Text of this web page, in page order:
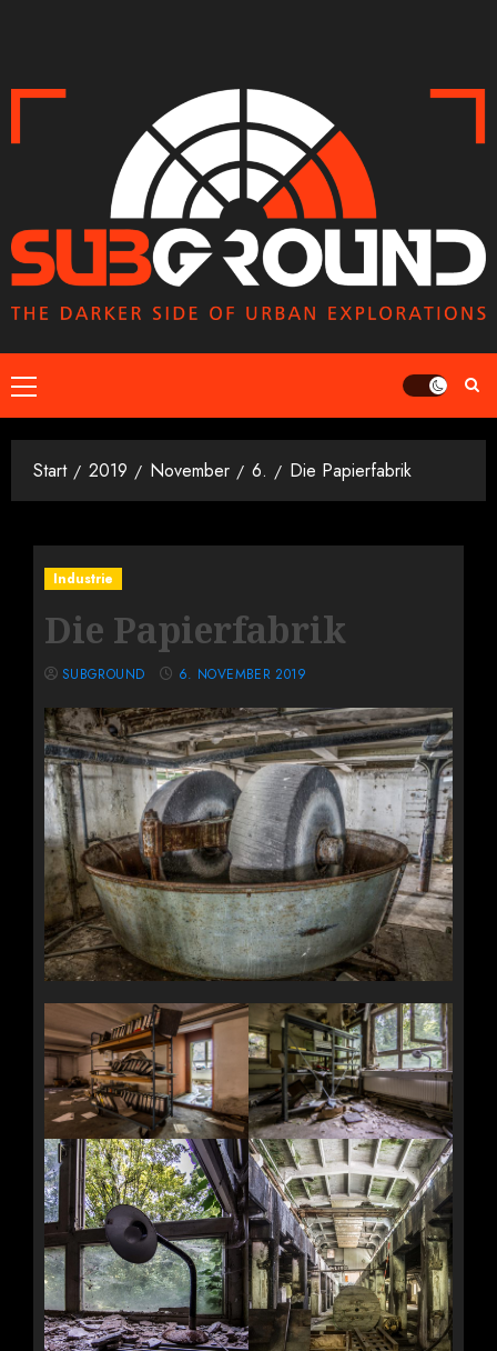
Primäres
Menü
Start 2019 November 6. Die Papierfabrik
Industrie
Die Papierfabrik
SUBGROUND 6. NOVEMBER 2019